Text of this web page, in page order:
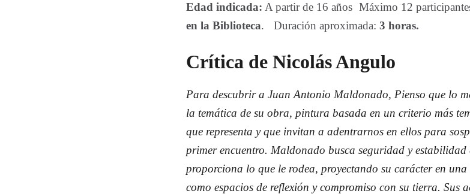
Edad indicada: A partir de 16 años Máximo 12
en la Biblioteca. Duración aproximada: 3 horas.
Crítica de Nicolás Angulo
Para descubrir a Juan Antonio Maldonado, Pienso que lo
la temática de su obra, pintura basada en un criterio más
que representa y que invitan a adentrarnos en ellos para
primer encuentro. Maldonado busca seguridad y estabilidad
proporciona lo que le rodea, proyectando su carácter en
como espacios de reflexión y compromiso con su tierra. Sus